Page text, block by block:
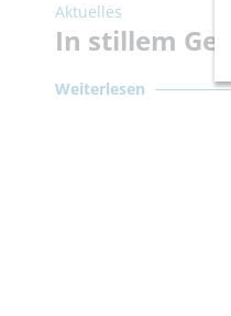
Aktuelles
In stillem
Weiterlesen